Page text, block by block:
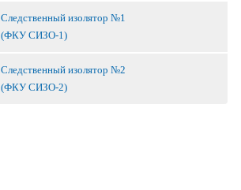
Следственный изолятор №1
(ФКУ СИЗО-1)
Следственный изолятор №2
(ФКУ СИЗО-2)